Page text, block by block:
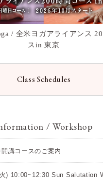
/ 全米ヨガアライアンス
スin 東京
Class Schedules
/ Workshop
講コースのご案内
) 10:00~12:30 Sun Salutation